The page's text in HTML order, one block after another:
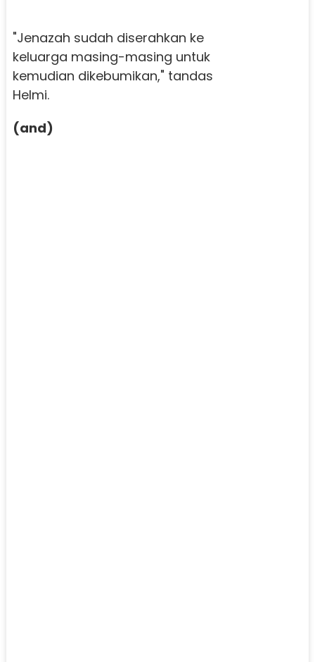
"Jenazah sudah diserahkan ke
keluarga masing-masing untuk
kemudian dikebumikan," tandas
Helmi.
(and)